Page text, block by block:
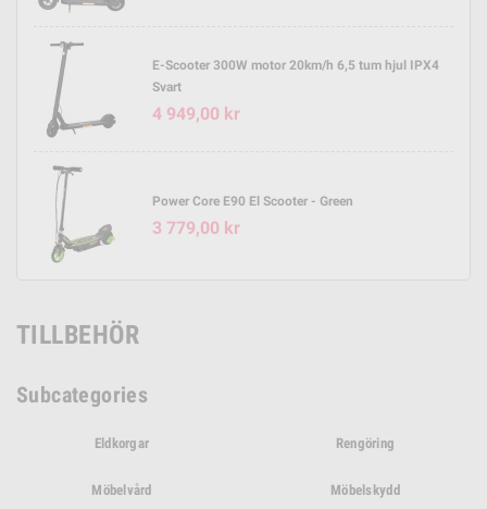
E-Scooter 300W motor 20km/h 6,5 tum hjul IPX4
Svart
4 949,00 kr
Power Core E90 El Scooter - Green
3 779,00 kr
TILLBEHÖR
Subcategories
Eldkorgar Rengöring
Möbelvård Möbelskydd